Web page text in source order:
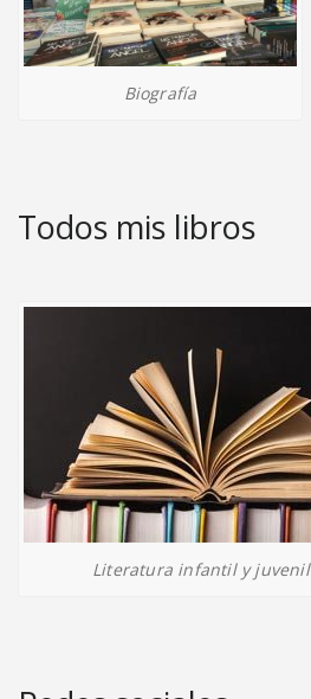
Biografía
Todos mis libros
Literatura infantil y juvenil